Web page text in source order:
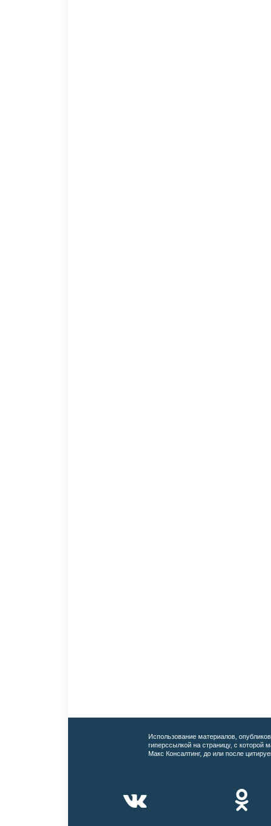
Использование материалов,
гиперссылкой на страницу, с которой
Макс Консалтинг, до или после